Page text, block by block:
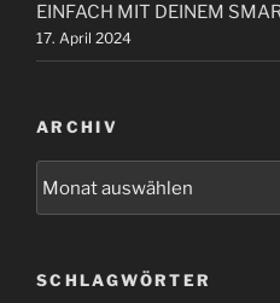
EINFACH MIT DEINEM
17. April 2024
ARCHIV
iSCHLAGWÖRTER